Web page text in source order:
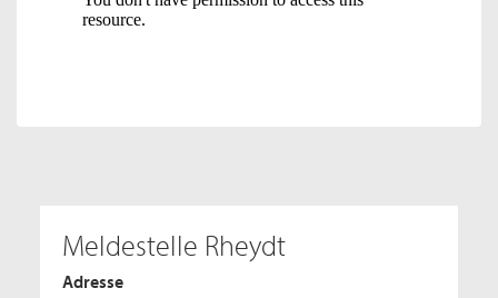
Meldestelle Rheydt
Adresse